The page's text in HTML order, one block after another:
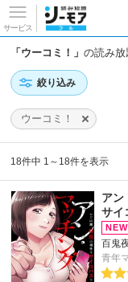
サービス
「ウーコミ！」の読み
絞り込み
ウーコミ！
18件中 1～18件を表示
アン
サイ
百鬼
青年